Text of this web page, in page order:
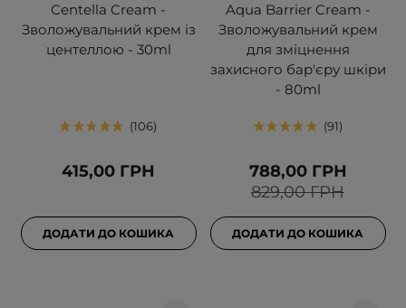
Centella Cream -
Зволожувальний крем із
центеллою - 30ml
106
415,00 ГРН
ДОДАТИ ДО КОШИКА
Aqua Barrier Cream -
Зволожувальний крем
для зміцнення
захисного бар'єру шкіри
- 80ml
91
829,00 ГРН
788,00 ГРН
ДОДАТИ ДО КОШИКА